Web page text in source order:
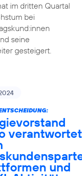
im dritten Quartal
bei
seine
gesteigert.
verantwortet
und